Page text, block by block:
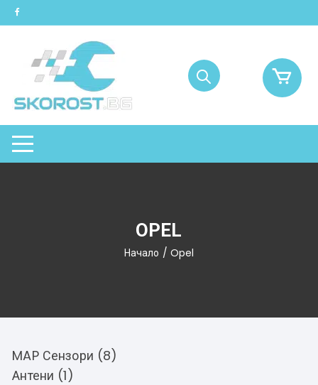
Skip
to
OPEL
Начало / Opel
MAP Сензори (8)
Антени (1)